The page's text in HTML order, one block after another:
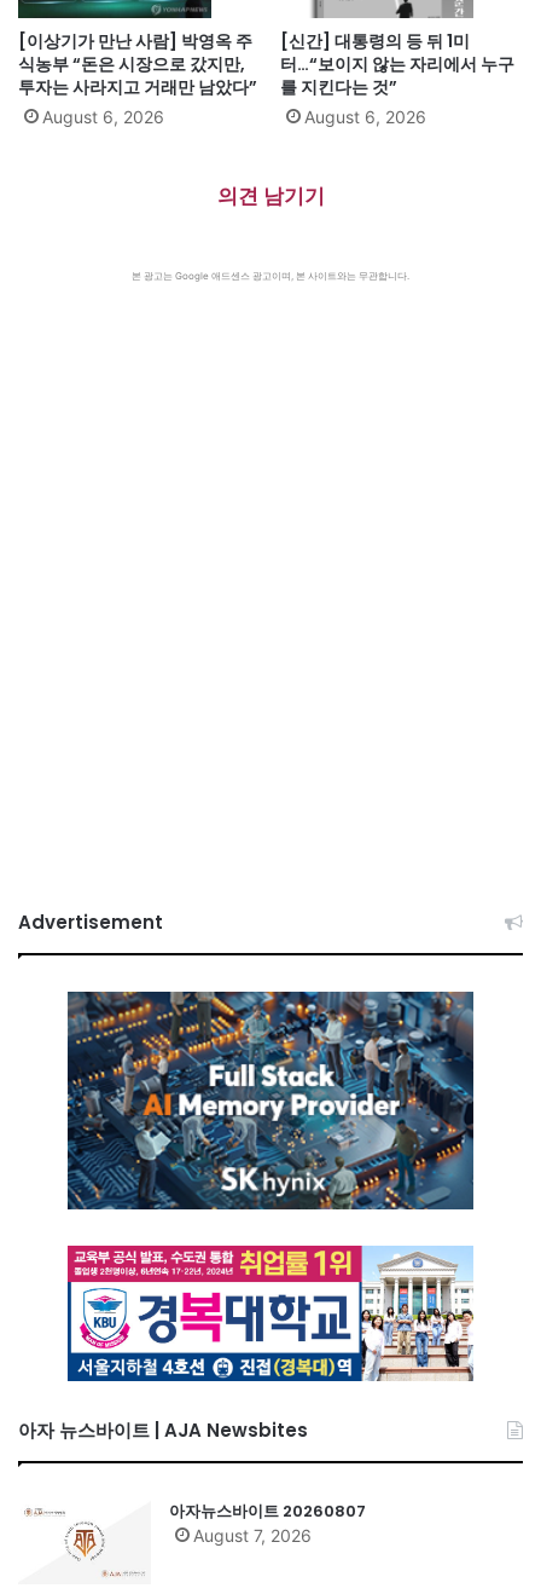
[이상기가 만난 사람] 박영옥 주
식농부 “돈은 시장으로 갔지만,
투자는 사라지고 거래만 남았다”
August 6, 2026
[신간] 대통령의 등 뒤 1미
터…“보이지 않는 자리에서 누구
를 지킨다는 것”
August 6, 2026
의견 남기기
본 광고는 Google 애드센스 광고이며, 본 사이트와는 무관합니다.
Advertisement
아자 뉴스바이트 | AJA Newsbites
아자뉴스바이트 20260807
August 7, 2026